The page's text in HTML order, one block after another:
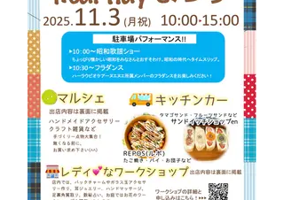
る。
「編み物サークル あもあも」は、
月に一度、集まれる人が集まって、
雑談を楽しみながら編み物をする、ゆ
るやかなサークルです。
かぎ針・棒針などジャンルは問いませ
ん。
現在は 50代〜70代の女性を中心に、
それぞれのペースで、無理なく気軽に
活動しています。